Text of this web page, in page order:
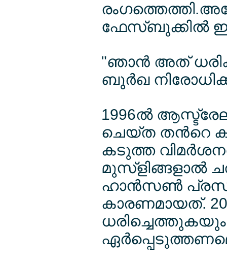
ഫേസ്ബുക്കില്‍
"ഞാന്‍ അത്
ബുര്‍ഖ
1996ല്‍
ചെയ്ത തന്‍റെ
കടുത്ത
മുസ്ളിങ്ങളാല്‍
ഹാന്‍സണ്‍
കാരണമായത്.